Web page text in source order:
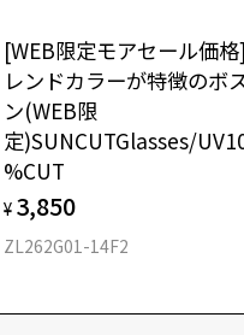
グ)
：99.9%以上)
傷をつけるような金属と一
[WEB限定モアセール価
レンドカラーが特徴のボ
ン(WEB限
定)SUNCUTGlasses/
%CUT
¥ 3,850
ZL262G01-14F2